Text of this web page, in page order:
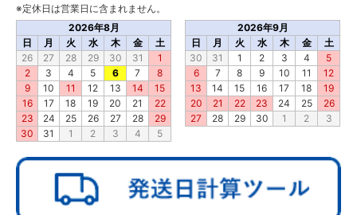
2026年8月
日
月 火 水 木 金
土
26
27 28 29 30 31
1
2
3 4 5 6 7
8
9
10 11 12 13 14
15
16
17 18 19 20 21
22
23
24 25 26 27 28
29
30
31 1 2 3 4 5
2026年9月
日
月 火 水 木 金
土
30
31 1 2 3 4
5
6
7 8 9 10 11
12
13
14 15 16 17 18
19
20
21 22 23 24 25
26
27
28 29 30 1 2 3
※定休日は営業日に含まれません。